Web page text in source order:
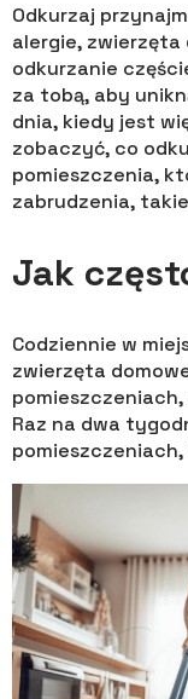
Odkurzaj
alergie, zwierzęta
odkurzanie
za tobą, aby
dnia, kiedy jest
zobaczyć, co
pomieszczenia,
zabrudzenia,
Jak
Codziennie w
zwierzęta
Raz na dwa